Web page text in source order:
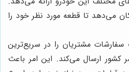
می‌دهد تا قطعه مورد نظر خود را
سفارشات مشتریان را در سریع‌ترین
کشور ارسال می‌کند. این امر باعث